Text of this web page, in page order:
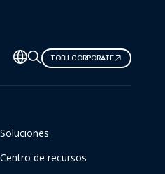
TOBII CORPORATE
Soluciones
Centro de recursos